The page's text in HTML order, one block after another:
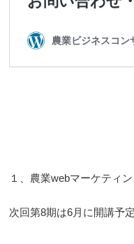
１、農業webマーケティ
次回第8期は6月に開講予